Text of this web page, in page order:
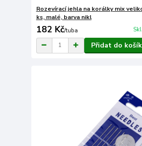
Rozevírací jehla na korálky mix
ks, malé, barva nikl
182 Kč/tuba
Přidat do